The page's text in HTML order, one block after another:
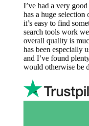
I’ve had a very
has a huge
it’s easy to find
search tools work
overall quality is
has been especially
and I’ve found
would otherwise be